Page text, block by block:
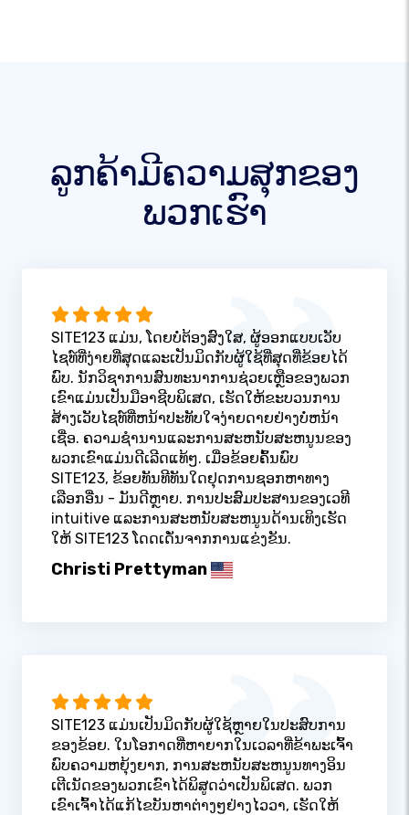
ລູກຄ້າມີຄວາມສຸກຂອງ
ພວກເຮົາ
SITE123 ແມ່ນ, ໂດຍບໍ່ຕ້ອງສົງໃສ, ຜູ້ອອກແບບເວັບ
ໄຊທ໌ທີ່ງ່າຍທີ່ສຸດແລະເປັນມິດກັບຜູ້ໃຊ້ທີ່ສຸດທີ່ຂ້ອຍໄດ້
ພົບ. ນັກວິຊາການສົນທະນາການຊ່ວຍເຫຼືອຂອງພວກ
ເຂົາແມ່ນເປັນມືອາຊີບພິເສດ, ເຮັດໃຫ້ຂະບວນການ
ສ້າງເວັບໄຊທ໌ທີ່ຫນ້າປະທັບໃຈງ່າຍດາຍຢ່າງບໍ່ຫນ້າ
ເຊື່ອ. ຄວາມຊໍານານແລະການສະຫນັບສະຫນູນຂອງ
ພວກເຂົາແມ່ນດີເລີດແທ້ໆ. ເມື່ອຂ້ອຍຄົ້ນພົບ
SITE123, ຂ້ອຍທັນທີທັນໃດຢຸດການຊອກຫາທາງ
ເລືອກອື່ນ - ມັນດີຫຼາຍ. ການປະສົມປະສານຂອງເວທີ
intuitive ແລະການສະຫນັບສະຫນູນດ້ານເທິງເຮັດ
ໃຫ້ SITE123 ໂດດເດັ່ນຈາກການແຂ່ງຂັນ.
Christi Prettyman
SITE123 ແມ່ນເປັນມິດກັບຜູ້ໃຊ້ຫຼາຍໃນປະສົບການ
ຂອງຂ້ອຍ. ໃນໂອກາດທີ່ຫາຍາກໃນເວລາທີ່ຂ້າພະເຈົ້າ
ພົບຄວາມຫຍຸ້ງຍາກ, ການສະຫນັບສະຫນູນທາງອິນ
ເຕີເນັດຂອງພວກເຂົາໄດ້ພິສູດວ່າເປັນພິເສດ. ພວກ
ເຂົາເຈົ້າໄດ້ແກ້ໄຂບັນຫາຕ່າງໆຢ່າງໄວວາ, ເຮັດໃຫ້